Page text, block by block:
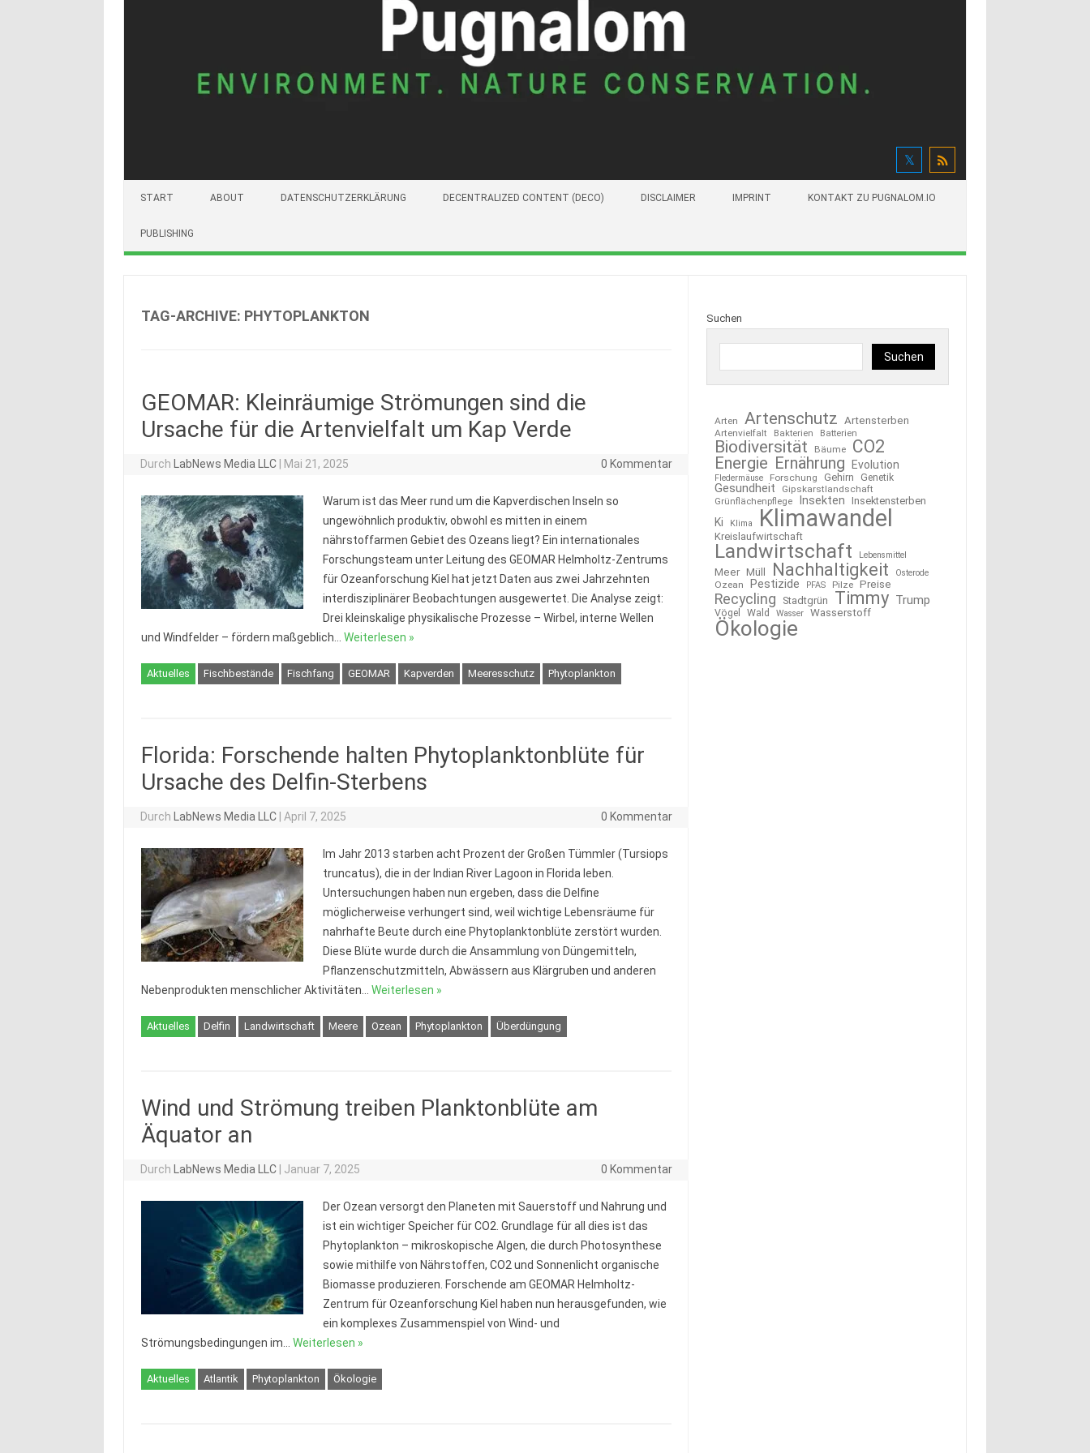
START ABOUT DATENSCHUTZERKLÄRUNG DECENTRALIZED CONTENT (DECO) DISCLAIMER IMPRINT KONTAKT ZU PUGNALOM.IO
PUBLISHING
TAG-ARCHIVE: PHYTOPLANKTON
GEOMAR: Kleinräumige Strömungen sind die
Ursache für die Artenvielfalt um Kap Verde
Durch LabNews Media LLC Mai 21, 2025 0 Kommentar
Warum ist das Meer rund um die Kapverdischen Inseln so
ungewöhnlich produktiv, obwohl es mitten in einem
nährstoffarmen Gebiet des Ozeans liegt? Ein internationales
Forschungsteam unter Leitung des GEOMAR Helmholtz-Zentrums
für Ozeanforschung Kiel hat jetzt Daten aus zwei Jahrzehnten
interdisziplinärer Beobachtungen ausgewertet. Die Analyse zeigt:
Drei kleinskalige physikalische Prozesse – Wirbel, interne Wellen
und Windfelder – fördern maßgeblich… Weiterlesen »
Aktuelles Fischbestände Fischfang GEOMAR Kapverden Meeresschutz Phytoplankton
Florida: Forschende halten Phytoplanktonblüte für
Ursache des Delfin-Sterbens
Durch LabNews Media LLC April 7, 2025 0 Kommentar
Im Jahr 2013 starben acht Prozent der Großen Tümmler (Tursiops
truncatus), die in der Indian River Lagoon in Florida leben.
Untersuchungen haben nun ergeben, dass die Delfine
möglicherweise verhungert sind, weil wichtige Lebensräume für
nahrhafte Beute durch eine Phytoplanktonblüte zerstört wurden.
Diese Blüte wurde durch die Ansammlung von Düngemitteln,
Pflanzenschutzmitteln, Abwässern aus Klärgruben und anderen
Nebenprodukten menschlicher Aktivitäten… Weiterlesen »
Aktuelles Delfin Landwirtschaft Meere Ozean Phytoplankton Überdüngung
Wind und Strömung treiben Planktonblüte am
Äquator an
Durch LabNews Media LLC Januar 7, 2025 0 Kommentar
Der Ozean versorgt den Planeten mit Sauerstoff und Nahrung und
ist ein wichtiger Speicher für CO2. Grundlage für all dies ist das
Phytoplankton – mikroskopische Algen, die durch Photosynthese
sowie mithilfe von Nährstoffen, CO2 und Sonnenlicht organische
Biomasse produzieren. Forschende am GEOMAR Helmholtz-
Zentrum für Ozeanforschung Kiel haben nun herausgefunden, wie
ein komplexes Zusammenspiel von Wind- und
Strömungsbedingungen im… Weiterlesen »
Aktuelles Atlantik Phytoplankton Ökologie
Suchen
Suchen
Arten Artenschutz Artensterben
Artenvielfalt Bakterien Batterien
Biodiversität Bäume CO2
Energie Ernährung Evolution
Fledermäuse Forschung Gehirn Genetik
Gesundheit Gipskarstlandschaft
Grünflächenpflege Insekten Insektensterben
Ki Klima Klimawandel
Kreislaufwirtschaft
Landwirtschaft Lebensmittel
Meer Müll Nachhaltigkeit Osterode
Ozean Pestizide PFAS Pilze Preise
Recycling Stadtgrün Timmy Trump
Vögel Wald Wasser Wasserstoff
Ökologie